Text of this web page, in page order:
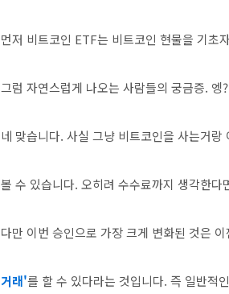
먼저 비트코인 ETF는 비트코인 현물을 기초
그럼 자연스럽게 나오는 사람들의 궁금증.
네 맞습니다. 사실 그냥 비트코인을 사는거
볼 수 있습니다. 오히려 수수료까지 생각한
다만 이번 승인으로 가장 크게 변화된 것은
거래'를 할 수 있다라는 것입니다. 즉 일반적